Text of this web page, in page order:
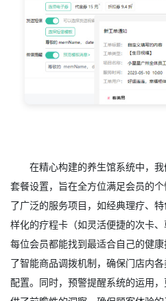
在精心构建的养生馆系统中，
套餐设置，旨在全方位满足会员的
了广泛的服务项目，如经典理疗、
样化的疗程卡（如灵活便捷的次卡
每位会员都能找到最适合自己的健
了智能商品调拨机制，确保门店内
配置。同时，预警提醒系统的运用